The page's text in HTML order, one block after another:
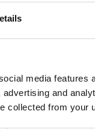
media features
and
collected from your